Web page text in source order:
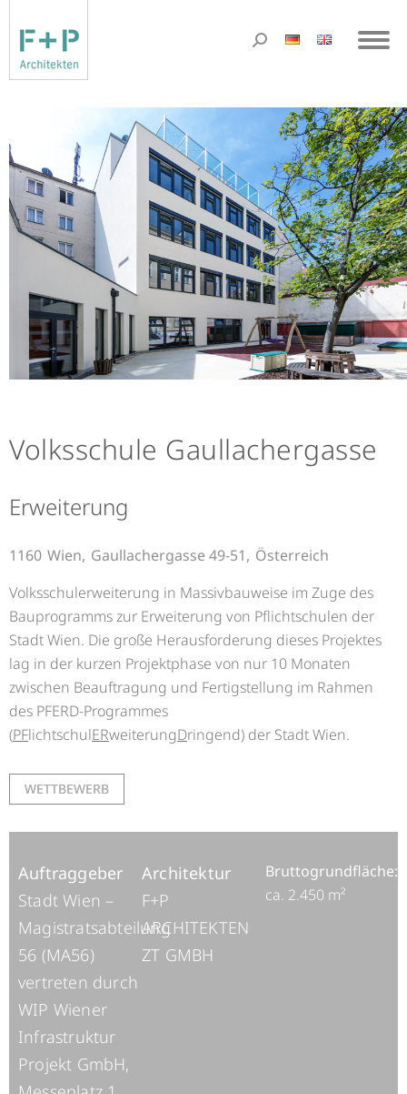
Auftraggeber
Stadt Wien –
Magistratsabteilung
56 (MA56)
vertreten durch
WIP Wiener
Infrastruktur
Projekt GmbH,
Architektur
F+P
ARCHITEKTEN
ZT GMBH
Bruttogrundfläche:
ca. 2.450 m²
Volksschule Gaullachergasse
Erweiterung
1160 Wien, Gaullachergasse 49-51, Österreich
Volksschulerweiterung in Massivbauweise im Zuge des
Bauprogramms zur Erweiterung von Pflichtschulen der
Stadt Wien. Die große Herausforderung dieses Projektes
lag in der kurzen Projektphase von nur 10 Monaten
zwischen Beauftragung und Fertigstellung im Rahmen
des PFERD-Programmes
(PFlichtschulERweiterungDringend) der Stadt Wien.
WETTBEWERB